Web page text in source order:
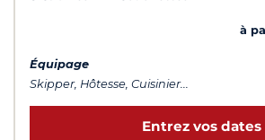
à
Équipage
Skipper, Hôtesse, Cuisinier...
Entrez vos dates